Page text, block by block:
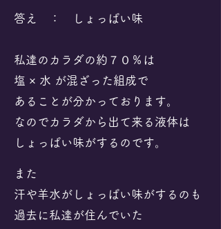
答え ： しょっぱい味
私達のカラダの約７０％は
塩 × 水 が混ざった組成で
​あることが分かっております。
なのでカラダから出て来る液体は
しょっぱい味がするのです。
また
汗や羊水がしょっぱい味がするのも
過去に私達が住んでいた